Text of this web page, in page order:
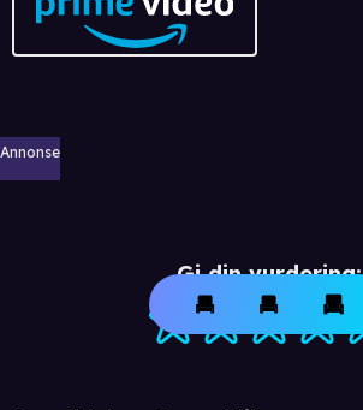
Annonse
Gi din vurdering: